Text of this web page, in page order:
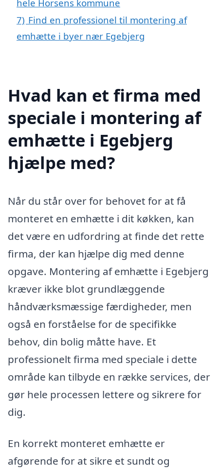
hele Horsens kommune
7) Find en professionel til montering af
emhætte i byer nær Egebjerg
Hvad kan et firma med
speciale i montering af
emhætte i Egebjerg
hjælpe med?
Når du står over for behovet for at få
monteret en emhætte i dit køkken, kan
det være en udfordring at finde det rette
firma, der kan hjælpe dig med denne
opgave. Montering af emhætte i Egebjerg
kræver ikke blot grundlæggende
håndværksmæssige færdigheder, men
også en forståelse for de specifikke
behov, din bolig måtte have. Et
professionelt firma med speciale i dette
område kan tilbyde en række services, der
gør hele processen lettere og sikrere for
dig.
En korrekt monteret emhætte er
afgørende for at sikre et sundt og